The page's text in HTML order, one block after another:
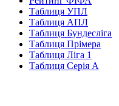
Таблиця УПЛ
Таблиця АПЛ
Таблиця Бундесліга
Таблиця Прімера
Таблиця Ліга 1
Таблиця Серія А